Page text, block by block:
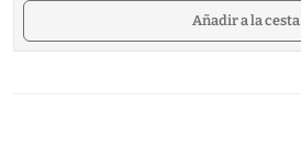
Añadir a la cesta